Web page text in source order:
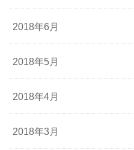
2018年6月
2018年5月
2018年4月
2018年3月